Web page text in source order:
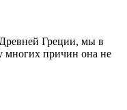
Греции, мы в
многих причин она не